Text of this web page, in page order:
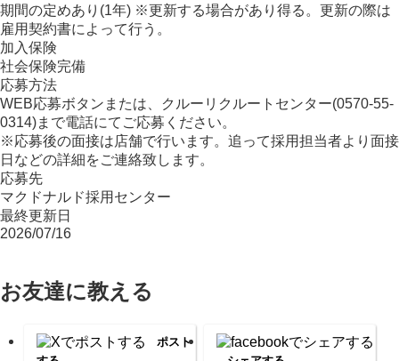
期間の定めあり(1年) ※更新する場合があり得る。更新の際は
雇用契約書によって行う。
加入保険
社会保険完備
応募方法
WEB応募ボタンまたは、クルーリクルートセンター(0570-55-
0314)まで電話にてご応募ください。
※応募後の面接は店舗で行います。追って採用担当者より面接
日などの詳細をご連絡致します。
応募先
マクドナルド採用センター
最終更新日
2026/07/16
お友達に教える
ポスト